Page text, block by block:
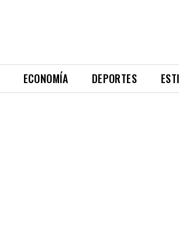
ECONOMÍA DEPORTES